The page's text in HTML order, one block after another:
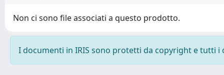
Non ci sono file associati a questo prodotto.
I documenti in IRIS sono protetti da copyright e tutti